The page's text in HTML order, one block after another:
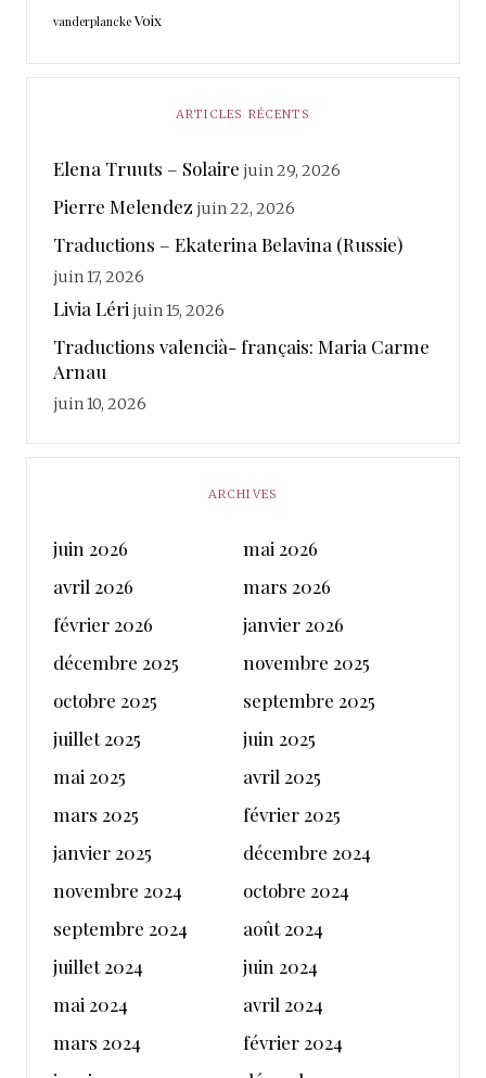
vanderplancke Voix
ARTICLES RÉCENTS
Elena Truuts – Solaire juin 29, 2026
Pierre Melendez juin 22, 2026
Traductions – Ekaterina Belavina (Russie)
juin 17, 2026
Livia Léri juin 15, 2026
Traductions valencià- français: Maria Carme
Arnau
juin 10, 2026
ARCHIVES
juin 2026
mai 2026
avril 2026
mars 2026
février 2026
janvier 2026
décembre 2025
novembre 2025
octobre 2025
septembre 2025
juillet 2025
juin 2025
mai 2025
avril 2025
mars 2025
février 2025
janvier 2025
décembre 2024
novembre 2024
octobre 2024
septembre 2024
août 2024
juillet 2024
juin 2024
mai 2024
avril 2024
mars 2024
février 2024